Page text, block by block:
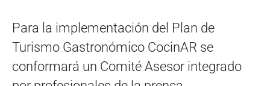
Para la implementación del Plan de
Turismo Gastronómico CocinAR se
conformará un Comité Asesor integrado